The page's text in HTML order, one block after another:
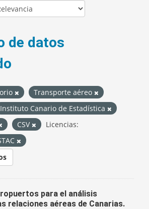
de datos
Transporte aéreo
Instituto Canario de Estadística
CSV
Licencias:
para el análisis
relaciones aéreas de Canarias.